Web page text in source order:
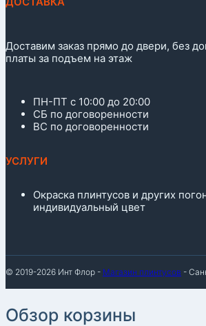
Доставим заказ прямо до двери, без
платы за подъем на этаж
ПН-ПТ с 10:00 до 20:00
СБ по договоренности
ВС по договоренности
УСЛУГИ
Окраска плинтусов и других
индивидуальный цвет
© 2019-2026 Инт Флор - Магазин плинтусов -
Обзор корзины